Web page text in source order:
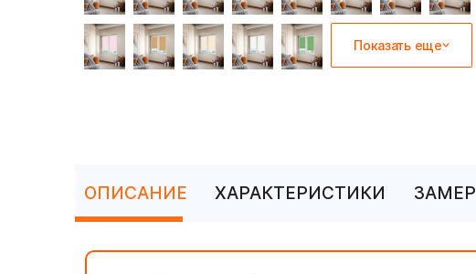
Показать еще
ОПИСАНИЕ ХАРАКТЕРИСТИКИ ЗАМЕР